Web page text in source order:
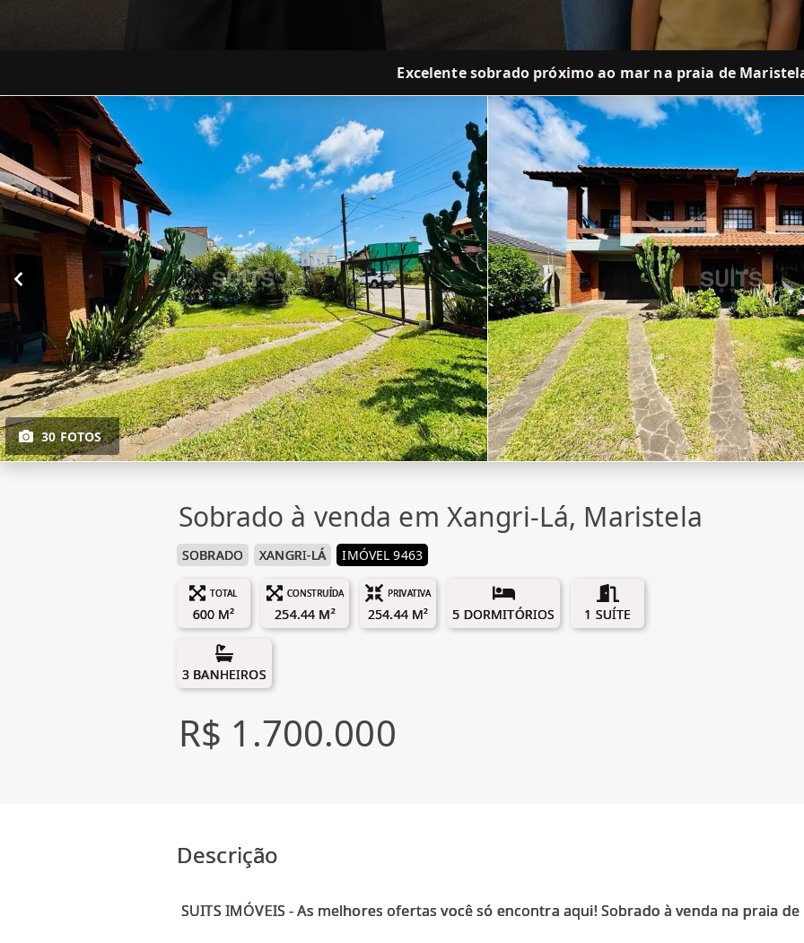
Excelente sobrado próximo ao mar na praia de
30 FOTOS
Sobrado à venda em Xangri-Lá, Maristela
SOBRADO XANGRI-LÁ IMÓVEL 9463
TOTAL
600 M²
CONSTRUÍDA
254.44 M²
PRIVATIVA
254.44 M² 5 DORMITÓRIOS 1 SUÍTE
3 BANHEIROS
R$ 1.700.000
Descrição
SUITS IMÓVEIS - As melhores ofertas você só encontra aqui! Sobrado à venda na praia